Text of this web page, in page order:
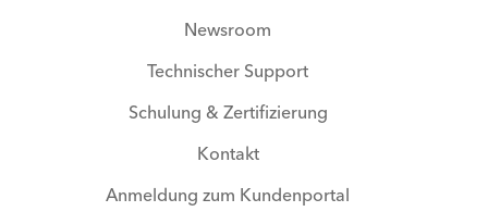
Newsroom
Technischer Support
Schulung & Zertifizierung
Kontakt
Anmeldung zum Kundenportal